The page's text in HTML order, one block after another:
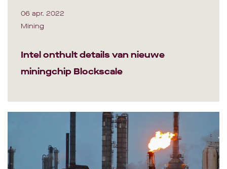
06 apr. 2022
Mining
Intel onthult details van nieuwe
miningchip Blockscale